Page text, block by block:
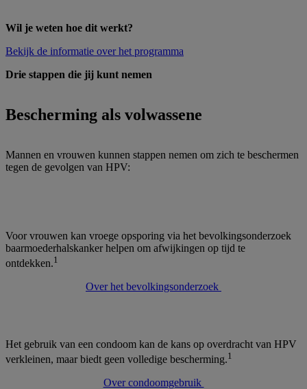
Wil je weten hoe dit werkt?
Bekijk de informatie over het programma
Drie stappen die jij kunt nemen
Bescherming als volwassene
Mannen en vrouwen kunnen stappen nemen om zich te beschermen
tegen de gevolgen van HPV:
Voor vrouwen kan vroege opsporing via het bevolkingsonderzoek
baarmoederhalskanker helpen om afwijkingen op tijd te
ontdekken.1
Over het bevolkingsonderzoek
Het gebruik van een condoom kan de kans op overdracht van HPV
verkleinen, maar biedt geen volledige bescherming.1
Over condoomgebruik